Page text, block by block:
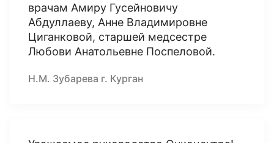
врачам Амиру Гусейновичу
Абдуллаеву, Анне Владимировне
Циганковой, старшей медсестре
Любови Анатольевне Поспеловой.
Н.М. Зубарева г. Курган